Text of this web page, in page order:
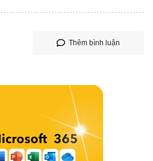
Thêm bình luận